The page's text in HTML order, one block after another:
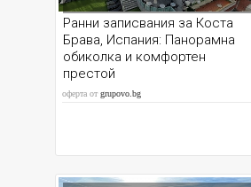
Ранни записвания за Коста
Брава, Испания: Панорамна
обиколка и комфортен
престой
оферта от grupovo.bg